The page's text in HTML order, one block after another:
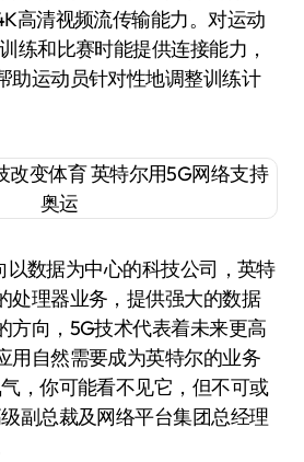
高清视频流传输能力。对运动
练和比赛时能提供连接能力，
助运动员针对性地调整训练计
数据为中心的科技公司，英特
处理器业务，提供强大的数据
方向，5G技术代表着未来更高
用自然需要成为英特尔的业务
，你可能看不见它，但不可或
副总裁及网络平台集团总经理